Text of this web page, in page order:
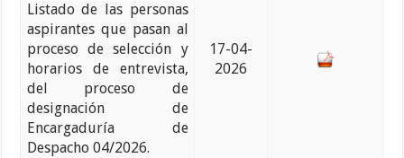
Listado de las personas
aspirantes que pasan al
proceso de selección y
horarios de entrevista,
del proceso de
designación de
Encargaduría de
Despacho 04/2026.
17-04-
2026